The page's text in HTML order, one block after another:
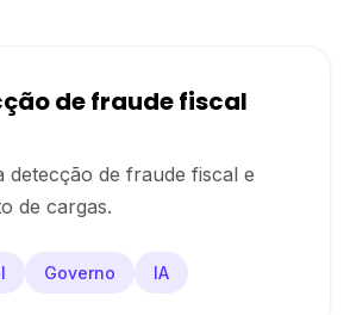
de fraude fiscal
detecção de fraude fiscal e
de cargas.
Governo IA